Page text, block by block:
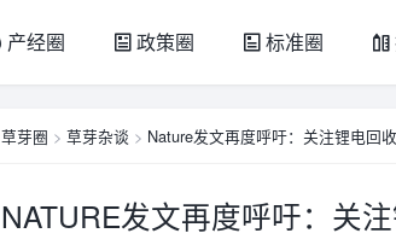
产经圈 政策圈 标准圈
草芽圈 > 草芽杂谈 > Nature发文再度呼吁：关注锂电回收
NATURE发文再度呼吁：关注